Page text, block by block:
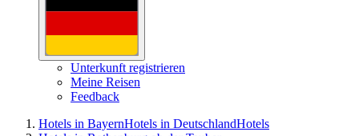
Unterkunft registrieren
Meine Reisen
Feedback
Hotels in BayernHotels in DeutschlandHotels